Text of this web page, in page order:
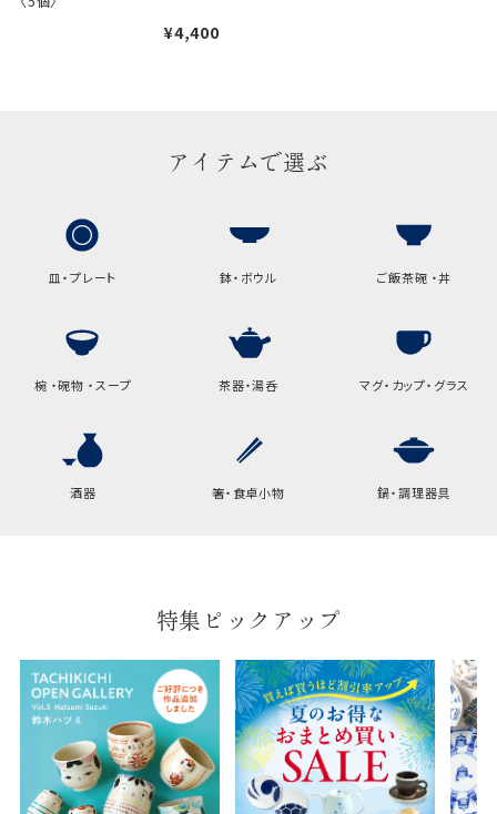
ギフト袋について
たします。
手提袋はお付けできません。
手提げ袋について
A:京名所 袋
22cm
幅
9cm
横
30cm
幅
14cm
袋のサイズは当店で最適なものをご用意いたしま
す。
¥4,400
アイテムで選ぶ
皿・プレート 鉢・ボウル ご飯茶碗 ・丼
椀 ・碗物 ・スープ 茶器・湯呑 マグ・カップ・グラス
酒器 箸・食卓小物 鍋・調理器具
特集ピックアップ